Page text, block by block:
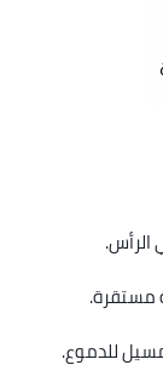
.
مستقرة.
للدموع.